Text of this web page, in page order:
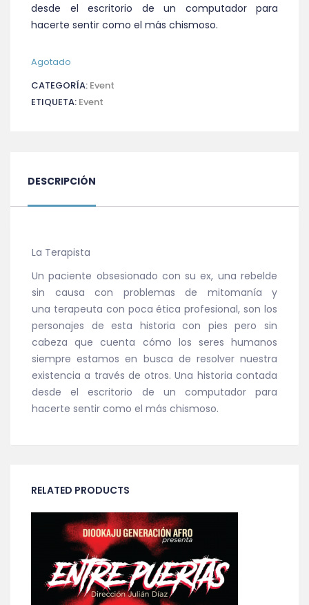
desde el escritorio de un computador para
hacerte sentir como el más chismoso.
Agotado
CATEGORÍA: Event
ETIQUETA: Event
DESCRIPCIÓN
La Terapista
Un paciente obsesionado con su ex, una rebelde
sin causa con problemas de mitomanía y
una terapeuta con poca ética profesional, son los
personajes de esta historia con pies pero sin
cabeza que cuenta cómo los seres humanos
siempre estamos en busca de resolver nuestra
existencia a través de otros. Una historia contada
desde el escritorio de un computador para
hacerte sentir como el más chismoso.
RELATED PRODUCTS